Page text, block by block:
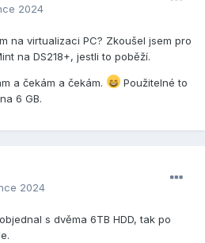
2024
na virtualizaci PC? Zkoušel jsem pro
na DS218+, jestli to poběží.
a čekám a čekám.
Použitelné to
6 GB.
2024
s dvěma 6TB HDD, tak po